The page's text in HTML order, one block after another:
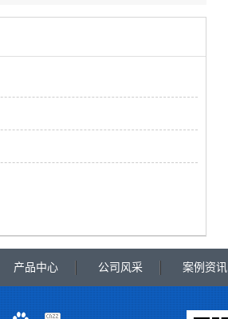
产品中心 公司风采 案例资讯